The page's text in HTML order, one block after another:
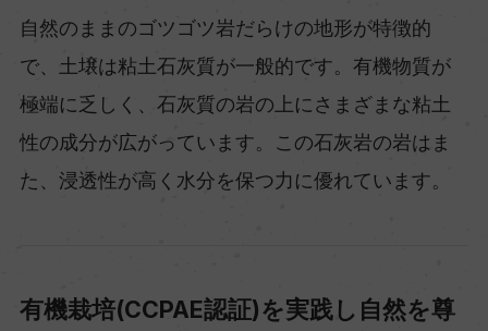
自然のままのゴツゴツ岩だらけの地形が特徴的
で、土壌は粘土石灰質が一般的です。有機物質が
極端に乏しく、石灰質の岩の上にさまざまな粘土
性の成分が広がっています。この石灰岩の岩はま
た、浸透性が高く水分を保つ力に優れています。
有機栽培(CCPAE認証)を実践し自然を尊